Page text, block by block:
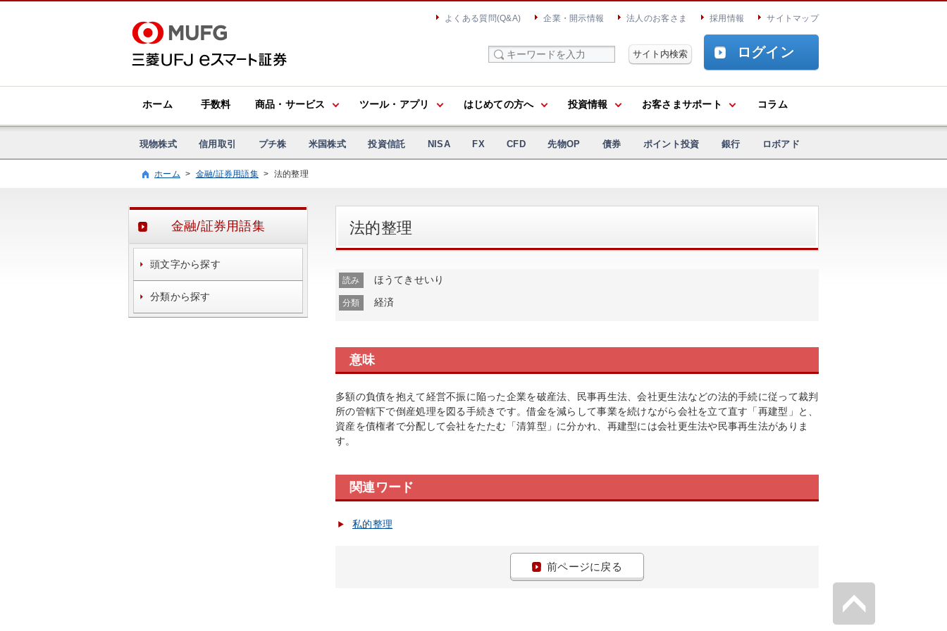
よくある質問(Q&A) 企業・開示情報 法人のお客さま 採用情報 サイトマップ
ログイン
ホーム 手数料 商品・サービス ツール・アプリ はじめての方へ 投資情報 お客さまサポート コラム
現物株式 信用取引 プチ株 米国株式 投資信託 NISA FX CFD 先物OP 債券 ポイント投資 銀行 ロボアド
ホーム > 金融/証券用語集 > 法的整理
法的整理
読み ほうてきせいり
分類 経済
意味
多額の負債を抱えて経営不振に陥った企業を破産法、民事再生法、会社更生法などの法的手続に従って裁判
所の管轄下で倒産処理を図る手続きです。借金を減らして事業を続けながら会社を立て直す「再建型」と、
資産を債権者で分配して会社をたたむ「清算型」に分かれ、再建型には会社更生法や民事再生法がありま
す。
関連ワード
私的整理
前ページに戻る
金融/証券用語集
頭文字から探す
分類から探す